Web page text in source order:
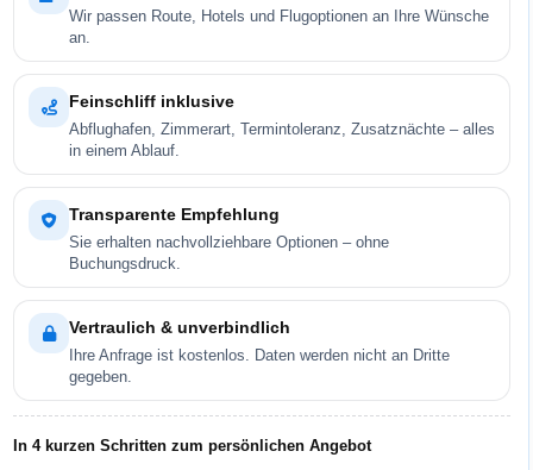
Wir passen Route, Hotels und Flugoptionen an Ihre Wünsche
an.
Feinschliff inklusive
Abflughafen, Zimmerart, Termintoleranz, Zusatznächte – alles
in einem Ablauf.
Transparente Empfehlung
Sie erhalten nachvollziehbare Optionen – ohne
Buchungsdruck.
Vertraulich & unverbindlich
Ihre Anfrage ist kostenlos. Daten werden nicht an Dritte
gegeben.
In 4 kurzen Schritten zum persönlichen Angebot